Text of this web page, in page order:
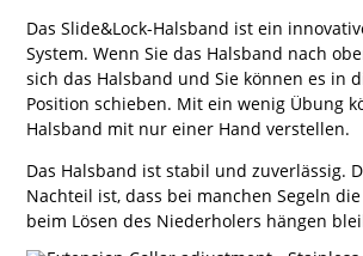
Das Slide&Lock-Halsband ist ein
System. Wenn Sie das Halsband nach
sich das Halsband und Sie können es in
Position schieben. Mit ein wenig Übung
Halsband mit nur einer Hand verstellen.
Das Halsband ist stabil und zuverlässig.
Nachteil ist, dass bei manchen Segeln
beim Lösen des Niederholers hängen